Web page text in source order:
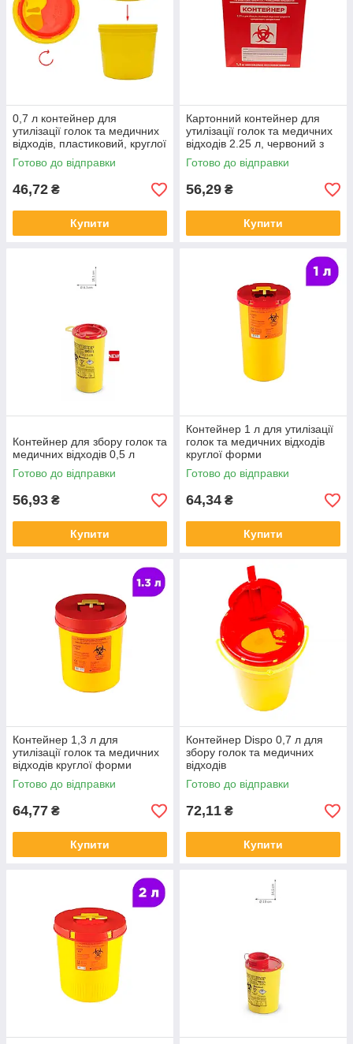
0,7 л контейнер для
утилізації голок та медичних
відходів, пластиковий, круглої
форми, жовтий з червоною
кришкою
Готово до відправки
46,72 ₴
Купити
Картонний контейнер для
утилізації голок та медичних
відходів 2.25 л, червоний з
фольгою (фольгований
всередині)
Готово до відправки
56,29 ₴
Купити
Контейнер для збору голок та
медичних відходів 0,5 л
Готово до відправки
56,93 ₴
Купити
Контейнер 1 л для утилізації
голок та медичних відходів
круглої форми
Готово до відправки
64,34 ₴
Купити
Контейнер 1,3 л для
утилізації голок та медичних
відходів круглої форми
Готово до відправки
64,77 ₴
Купити
Контейнер Dispo 0,7 л для
збору голок та медичних
відходів
Готово до відправки
72,11 ₴
Купити